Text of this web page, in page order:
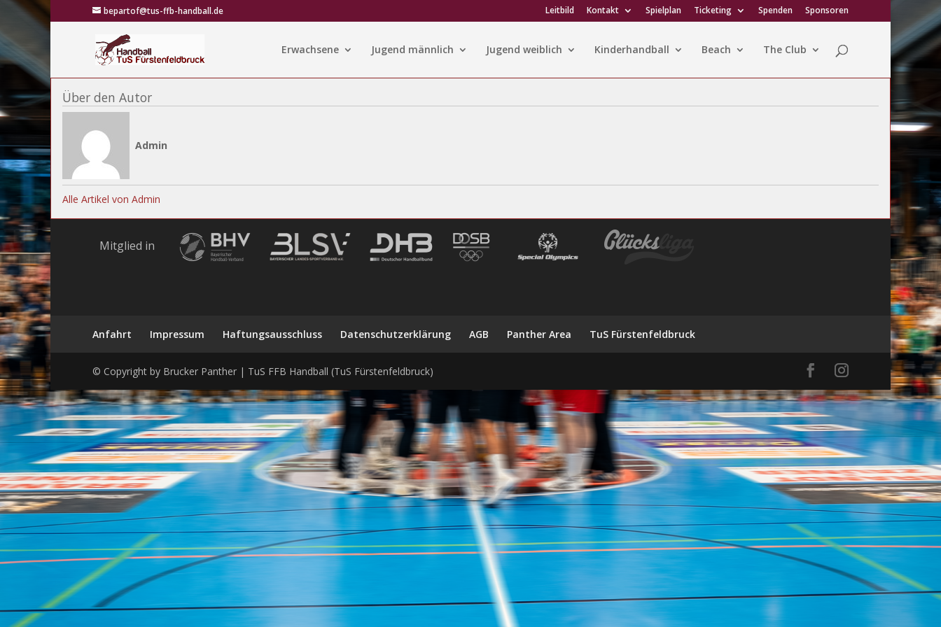
bepartof@tus-ffb-handball.de Leitbild Kontakt Spielplan Ticketing Spenden Sponsoren
Erwachsene Jugend männlich Jugend weiblich Kinderhandball Beach The Club
Über den Autor
Admin
Alle Artikel von Admin
Mitglied in
Anfahrt Impressum Haftungsausschluss Datenschutzerklärung AGB Panther Area TuS Fürstenfeldbruck
© Copyright by Brucker Panther | TuS FFB Handball (TuS Fürstenfeldbruck)